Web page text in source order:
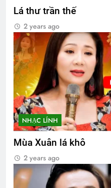
Lá thư trần thế
2 years ago
NHẠC LÍNH
Mùa Xuân lá khô
2 years ago